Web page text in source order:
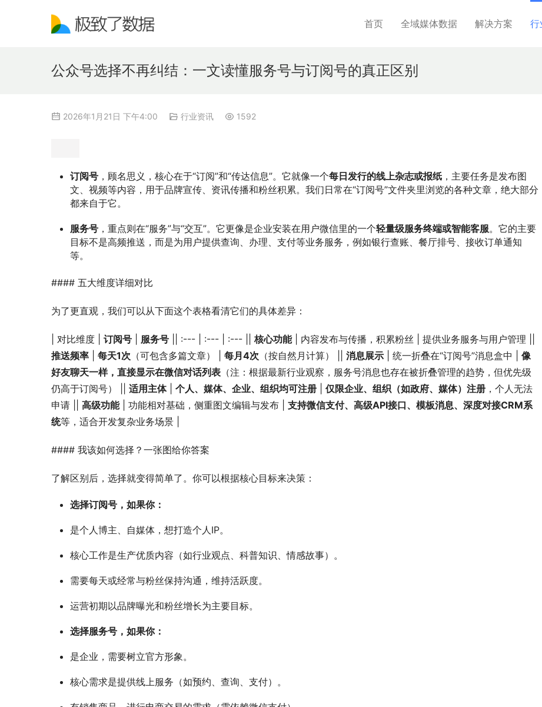
首页 全域媒体数据 解决方案 行
公众号选择不再纠结：一文读懂服务号与订阅号的真正区别
2026年1月21日 下午4:00 行业资讯 1592
订阅号 ，顾名思义，核心在于“订阅”和“传达信息”。它就像一个每日发行的线上杂志或报纸 ，主要任务是发布图
文、视频等内容，用于品牌宣传、资讯传播和粉丝积累。我们日常在“订阅号”文件夹里浏览的各种文章，绝大部分
都来自于它。
服务号 ，重点则在“服务”与“交互”。它更像是企业安装在用户微信里的一个轻量级服务终端或智能客服。它的主要
目标不是高频推送，而是为用户提供查询、办理、支付等业务服务，例如银行查账、餐厅排号、接收订单通知
等。
#### 五大维度详细对比
为了更直观，我们可以从下面这个表格看清它们的具体差异：
| 对比维度 | 订阅号 服务号 || :--- | :--- | :--- || 核心功能
推送频率
每天1次 （可包含多篇文章） | 每月4次 （按自然月计算） || 消息展示 | 统一折叠在“订阅号”消息盒中 | 像
好友聊天一样，直接显示在微信对话列表 （注：根据最新行业观察，服务号消息也存在被折叠管理的趋势，但优先级
仍高于订阅号） || 适用主体 | 个人、媒体、企业、组织均可注册 仅限企业、组织（如政府、媒体）注册 ，个人无法
申请 || 高级功能 | 功能相对基础，侧重图文编辑与发布 | 支持微信支付、高级API接口、模板消息、深度对接CRM系
统等，适合开发复杂业务场景 |
#### 我该如何选择？一张图给你答案
了解区别后，选择就变得简单了。你可以根据核心目标来决策：
选择订阅号，如果你：
是个人博主、自媒体，想打造个人IP。
核心工作是生产优质内容（如行业观点、科普知识、情感故事）。
需要每天或经常与粉丝保持沟通，维持活跃度。
运营初期以品牌曝光和粉丝增长为主要目标。
选择服务号，如果你：
是企业，需要树立官方形象。
核心需求是提供线上服务（如预约、查询、支付）。